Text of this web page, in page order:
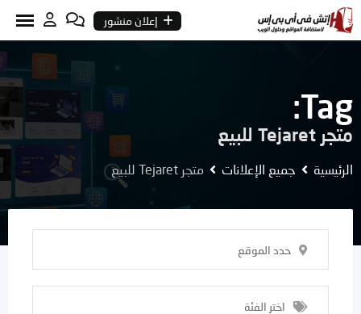
Skip
to
إعلان منشور
Tag:
متجر Tejaret للبيع
الرئيسية جميع الإعلانات متجر Tejaret للبيع
حدد الموقع
اختر الفئة